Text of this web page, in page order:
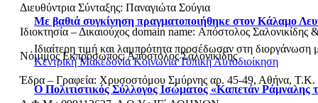
Με βαθιά συγκίνηση πραγματοποιήθηκε στον Κάλαμο
Ιδιαίτερη τιμή και λαμπρότητα προσέδωσαν στη διοργάνωση
Κεντρική ΜακεδονίαΚοινωνίαΤοπική Αυτοδιοίκηση
Ο Πολιτιστικός Σύλλογος Ισώματος «Καπετάν Ράμναλης
Διευθύντρια Σύνταξης: Παναγιώτα Σούγια
Ιδιοκτησία – Δικαιούχος domain name: Απόστολος
Νόμιμος Εκπρόσωπος: Απόστολος Σαλονικίδης
Έδρα – Γραφεία: Χρυσοστόμου Σμύρνης αρ. 45-49, Αθήνα, Τ.Κ.